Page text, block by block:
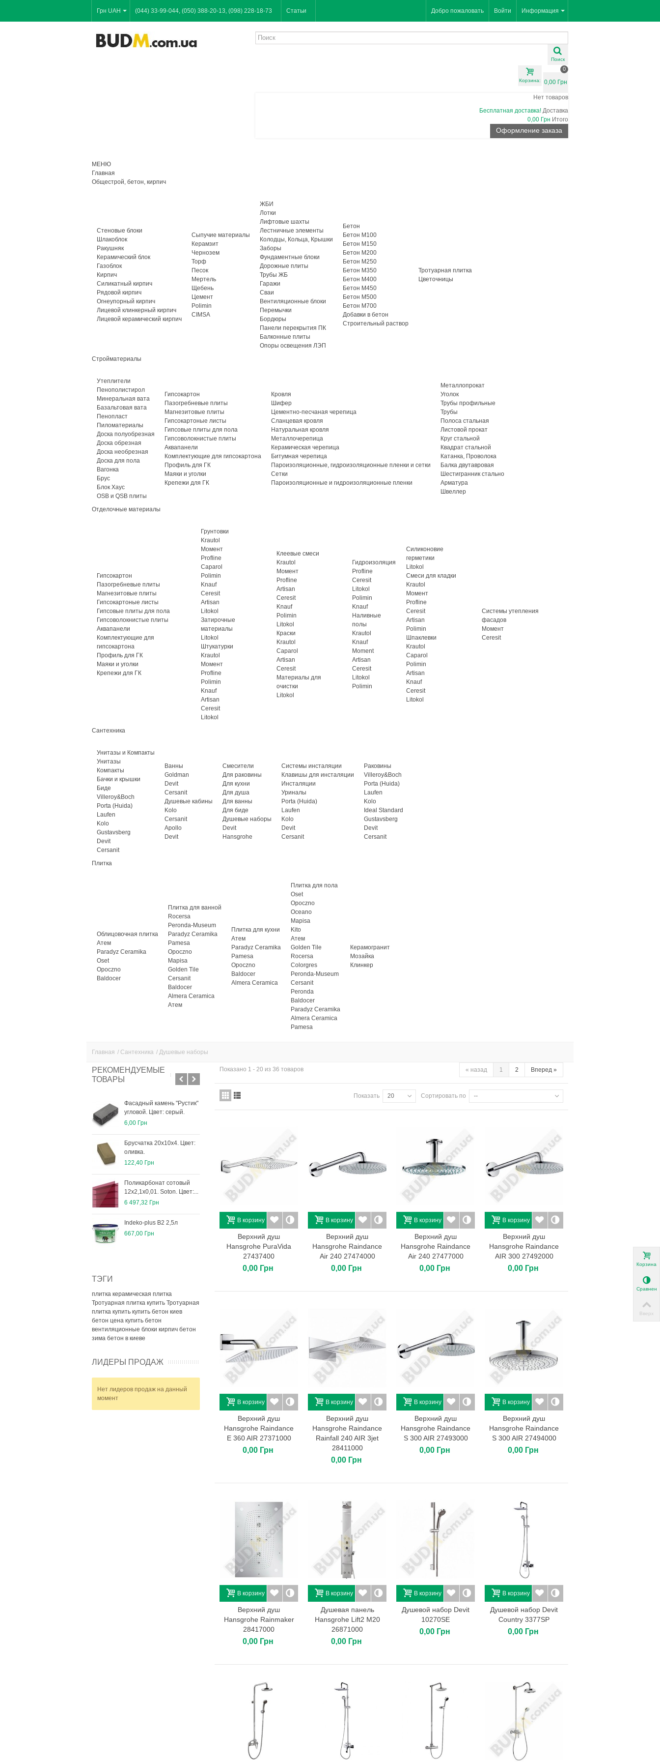
Грн UAH Информация
(044) 33-99-044, (050) 388-20-13, (098) 228-18-73 Статьи Добро пожаловать Войти
Поиск
Корзина:
0
0,00 Грн
Нет товаров
Бесплатная доставка! Доставка
0,00 Грн Итого
Оформление заказа
МЕНЮ
Главная
Общестрой, бетон, кирпич
Стеновые блоки
Шлакоблок
Ракушняк
Керамический блок
Газоблок
Кирпич
Силикатный кирпич
Рядовой кирпич
Огнеупорный кирпич
Лицевой клинкерный кирпич
Лицевой керамический кирпич
Сыпучие материалы
Керамзит
Чернозем
Торф
Песок
Мертель
Щебень
Цемент
Polimin
CIMSA
ЖБИ
Лотки
Лифтовые шахты
Лестничные элементы
Колодцы, Кольца, Крышки
Заборы
Фундаментные блоки
Дорожные плиты
Трубы ЖБ
Гаражи
Сваи
Вентиляционные блоки
Перемычки
Бордюры
Панели перекрытия ПК
Балконные плиты
Опоры освещения ЛЭП
Бетон
Бетон М100
Бетон М150
Бетон М200
Бетон М250
Бетон М350
Бетон М400
Бетон М450
Бетон М500
Бетон М700
Добавки в бетон
Строительный раствор
Тротуарная плитка
Цветочницы
Стройматериалы
Утеплители
Пенополистирол
Минеральная вата
Базальтовая вата
Пенопласт
Пиломатериалы
Доска полуобрезная
Доска обрезная
Доска необрезная
Доска для пола
Вагонка
Брус
Блок Хаус
OSB и QSB плиты
Гипсокартон
Пазогребневые плиты
Магнезитовые плиты
Гипсокартоные листы
Гипсовые плиты для пола
Гипсоволокнистые плиты
Аквапанели
Комплектующие для гипсокартона
Профиль для ГК
Маяки и уголки
Крепежи для ГК
Кровля
Шифер
Цементно-песчаная черепица
Сланцевая кровля
Натуральная кровля
Металлочерепица
Керамическая черепица
Битумная черепица
Пароизоляционные, гидроизоляционные пленки и сетки
Сетки
Пароизоляционные и гидроизоляционные пленки
Металлопрокат
Уголок
Трубы профильные
Трубы
Полоса стальная
Листовой прокат
Круг стальной
Квадрат стальной
Катанка, Проволока
Балка двутавровая
Шестигранник стально
Арматура
Швеллер
Отделочные материалы
Гипсокартон
Пазогребневые плиты
Магнезитовые плиты
Гипсокартоные листы
Гипсовые плиты для пола
Гипсоволокнистые плиты
Аквапанели
Комплектующие для
гипсокартона
Профиль для ГК
Маяки и уголки
Крепежи для ГК
Грунтовки
Krautol
Момент
Profline
Caparol
Polimin
Knauf
Ceresit
Artisan
Litokol
Затирочные
материалы
Litokol
Штукатурки
Krautol
Момент
Profline
Polimin
Knauf
Artisan
Ceresit
Litokol
Клеевые смеси
Krautol
Момент
Profline
Artisan
Ceresit
Knauf
Polimin
Litokol
Краски
Krautol
Caparol
Artisan
Ceresit
Материалы для
очистки
Litokol
Гидроизоляция
Profline
Ceresit
Litokol
Polimin
Knauf
Наливные
полы
Krautol
Knauf
Moment
Artisan
Ceresit
Litokol
Polimin
Силиконовие
герметики
Litokol
Смеси для кладки
Krautol
Момент
Profline
Ceresit
Artisan
Polimin
Шпаклевки
Krautol
Caparol
Polimin
Artisan
Knauf
Ceresit
Litokol
Системы утепления
фасадов
Момент
Ceresit
Сантехника
Унитазы и Компакты
Унитазы
Компакты
Бачки и крышки
Биде
Villeroy&Boch
Porta (Huida)
Laufen
Kolo
Gustavsberg
Devit
Cersanit
Ванны
Goldman
Devit
Cersanit
Душевые кабины
Kolo
Cersanit
Apollo
Devit
Смесители
Для раковины
Для кухни
Для душа
Для ванны
Для биде
Душевые наборы
Devit
Hansgrohe
Системы инсталяции
Клавишы для инсталяции
Инсталяции
Уриналы
Porta (Huida)
Laufen
Kolo
Devit
Cersanit
Раковины
Villeroy&Boch
Porta (Huida)
Laufen
Kolo
Ideal Standard
Gustavsberg
Devit
Cersanit
Плитка
Облицовочная плитка
Атем
Paradyz Ceramika
Oset
Opoczno
Baldocer
Плитка для ванной
Rocersa
Peronda-Museum
Paradyz Ceramika
Pamesa
Opoczno
Mapisa
Golden Tile
Cersanit
Baldocer
Almera Ceramica
Атем
Плитка для кухни
Атем
Paradyz Ceramika
Pamesa
Opoczno
Baldocer
Almera Ceramica
Плитка для пола
Oset
Opoczno
Oceano
Mapisa
Kito
Атем
Golden Tile
Rocersa
Colorgres
Peronda-Museum
Cersanit
Peronda
Baldocer
Paradyz Ceramika
Almera Ceramica
Pamesa
Керамогранит
Мозайка
Клинкер
Главная / Сантехника / Душевые наборы
РЕКОМЕНДУЕМЫЕ
ТОВАРЫ
Фасадный камень "Рустик"
угловой. Цвет: серый.
6,00 Грн
Брусчатка 20х10х4. Цвет:
оливка.
122,40 Грн
Поликарбонат сотовый
12х2,1х0,01. Soton. Цвет:...
6 497,32 Грн
Indeko-plus В2 2,5л
667,00 Грн
Поликарбонат сотовый
6х2,1х0,008. Soton. Цвет:...
2 842,94 Грн
Минеральная вата
Termolife ТЛ ВЕНТФАСАД-
В...
1 625,60 Грн
Бордюр дорожный
100*30*18. Цвет: серый.
108,00 Грн
ТЭГИ
плитка керамическая плитка
Тротуарная плитка купить Тротуарная
плитка купить купить бетон киев
бетон цена купить бетон
вентиляционные блоки кирпич бетон
зима бетон в киеве
ЛИДЕРЫ ПРОДАЖ
Нет лидеров продаж на данный
момент
« назад 1 2 Вперед »
Показано 1 - 20 из 36 товаров
Сортировать по --
Показать 20
В корзину
Верхний душ
Hansgrohe PuraVida
27437400
0,00 Грн
В корзину
Верхний душ
Hansgrohe Raindance
Air 240 27474000
0,00 Грн
В корзину
Верхний душ
Hansgrohe Raindance
Air 240 27477000
0,00 Грн
В корзину
Верхний душ
Hansgrohe Raindance
AIR 300 27492000
0,00 Грн
В корзину
Верхний душ
Hansgrohe Raindance
E 360 AIR 27371000
0,00 Грн
В корзину
Верхний душ
Hansgrohe Raindance
Rainfall 240 AIR 3jet
28411000
0,00 Грн
В корзину
Верхний душ
Hansgrohe Raindance
S 300 AIR 27493000
0,00 Грн
В корзину
Верхний душ
Hansgrohe Raindance
S 300 AIR 27494000
0,00 Грн
В корзину
Верхний душ
Hansgrohe Rainmaker
28417000
0,00 Грн
В корзину
Душевая панель
Hansgrohe Lift2 M20
26871000
0,00 Грн
В корзину
Душевой набор Devit
10270SE
0,00 Грн
В корзину
Душевой набор Devit
Country 3377SP
0,00 Грн
Корзина
Вверх